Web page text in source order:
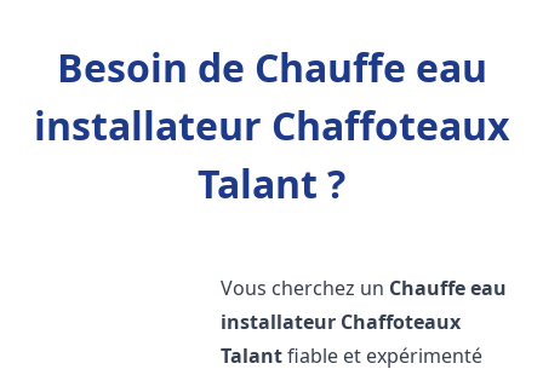
Besoin de Chauffe eau
installateur Chaffoteaux
Talant ?
Vous cherchez un Chauffe eau
installateur Chaffoteaux
Talantfiable et expérimenté